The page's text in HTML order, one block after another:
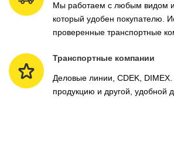
Мы работаем с любым видом и
который удобен покупателю.
проверенные транспортные
Транспортные компании
Деловые линии, CDEK,
продукцию и другой, удобной